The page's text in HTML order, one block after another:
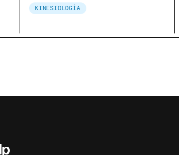
KINESIOLOGÍA